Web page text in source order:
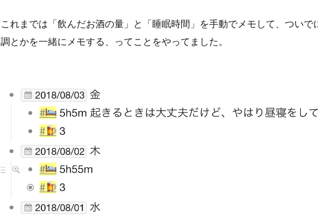
これまでは「飲んだお酒の量」と「睡眠時間」を手動でメモして、ついで
調とかを一緒にメモする、ってことをやってました。